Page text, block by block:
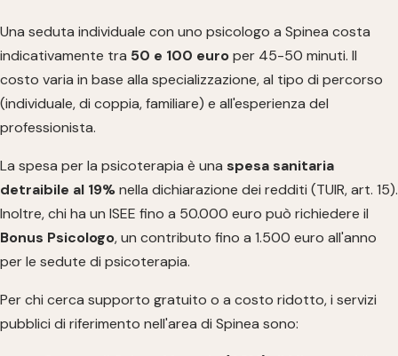
Una seduta individuale con uno psicologo a Spinea costa
indicativamente tra 50 e 100 europer 45-50 minuti. Il
costo varia in base alla specializzazione, al tipo di percorso
(individuale, di coppia, familiare) e all'esperienza del
professionista.
La spesa per la psicoterapia è una spesa sanitaria
detraibile al 19%nella dichiarazione dei redditi (TUIR, art. 15).
Inoltre, chi ha un ISEE fino a 50.000 euro può richiedere il
Bonus Psicologo, un contributo fino a 1.500 euro all'anno
per le sedute di psicoterapia.
Per chi cerca supporto gratuito o a costo ridotto, i servizi
pubblici di riferimento nell'area di Spinea sono: